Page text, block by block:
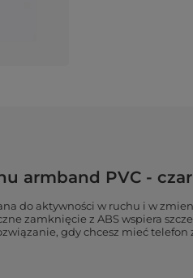
armband PVC -
do aktywności w ruchu i w
zamknięcie z ABS wspiera
gdy chcesz mieć telefon